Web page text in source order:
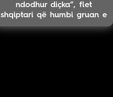
ndodhur diçka”, flet
shqiptari që humbi gruan e
djalin në aksident